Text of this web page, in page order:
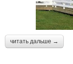
читать дальше →